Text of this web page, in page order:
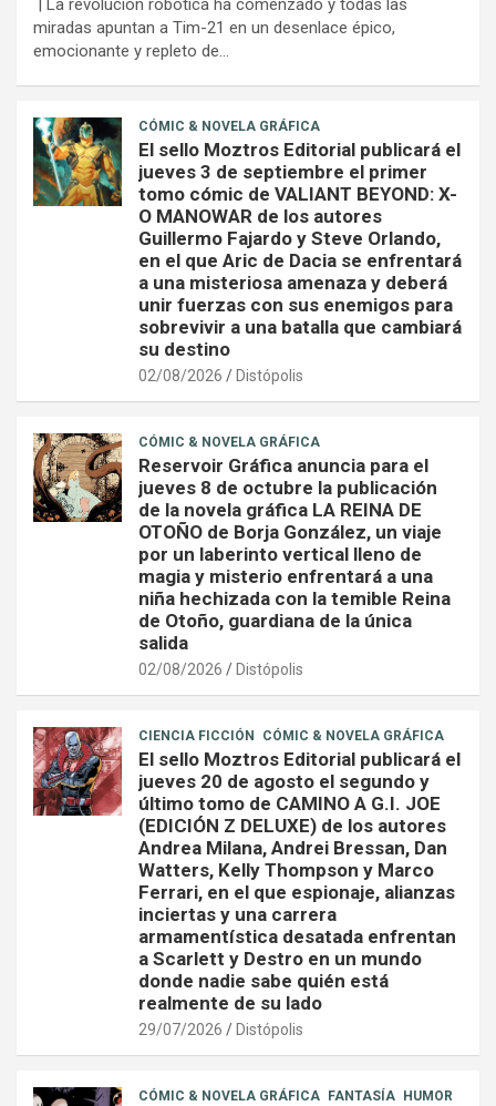
| La revolución robótica ha comenzado y todas las
miradas apuntan a Tim-21 en un desenlace épico,
emocionante y repleto de…
CÓMIC & NOVELA GRÁFICA
El sello Moztros Editorial publicará el
jueves 3 de septiembre el primer
tomo cómic de VALIANT BEYOND: X-
O MANOWAR de los autores
Guillermo Fajardo y Steve Orlando,
en el que Aric de Dacia se enfrentará
a una misteriosa amenaza y deberá
unir fuerzas con sus enemigos para
sobrevivir a una batalla que cambiará
su destino
02/08/2026 Distópolis
CÓMIC & NOVELA GRÁFICA
Reservoir Gráfica anuncia para el
jueves 8 de octubre la publicación
de la novela gráfica LA REINA DE
OTOÑO de Borja González, un viaje
por un laberinto vertical lleno de
magia y misterio enfrentará a una
niña hechizada con la temible Reina
de Otoño, guardiana de la única
salida
02/08/2026 Distópolis
CIENCIA FICCIÓN CÓMIC & NOVELA GRÁFICA
El sello Moztros Editorial publicará el
jueves 20 de agosto el segundo y
último tomo de CAMINO A G.I. JOE
(EDICIÓN Z DELUXE) de los autores
Andrea Milana, Andrei Bressan, Dan
Watters, Kelly Thompson y Marco
Ferrari, en el que espionaje, alianzas
inciertas y una carrera
armamentística desatada enfrentan
a Scarlett y Destro en un mundo
donde nadie sabe quién está
realmente de su lado
29/07/2026 Distópolis
CÓMIC & NOVELA GRÁFICA FANTASÍA HUMOR